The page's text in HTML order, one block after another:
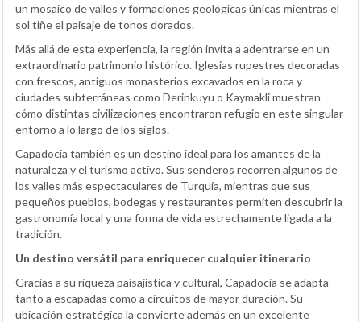
un mosaico de valles y formaciones geológicas únicas mientras el
sol tiñe el paisaje de tonos dorados.
Más allá de esta experiencia, la región invita a adentrarse en un
extraordinario patrimonio histórico. Iglesias rupestres decoradas
con frescos, antiguos monasterios excavados en la roca y
ciudades subterráneas como Derinkuyu o Kaymakli muestran
cómo distintas civilizaciones encontraron refugio en este singular
entorno a lo largo de los siglos.
Capadocia también es un destino ideal para los amantes de la
naturaleza y el turismo activo. Sus senderos recorren algunos de
los valles más espectaculares de Turquía, mientras que sus
pequeños pueblos, bodegas y restaurantes permiten descubrir la
gastronomía local y una forma de vida estrechamente ligada a la
tradición.
Un destino versátil para enriquecer cualquier itinerario
Gracias a su riqueza paisajística y cultural, Capadocia se adapta
tanto a escapadas como a circuitos de mayor duración. Su
ubicación estratégica la convierte además en un excelente